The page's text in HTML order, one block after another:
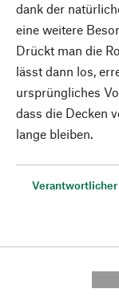
dank der
eine weitere
Drückt man die
lässt dann los,
ursprüngliches
dass die Decken
lange bleiben.